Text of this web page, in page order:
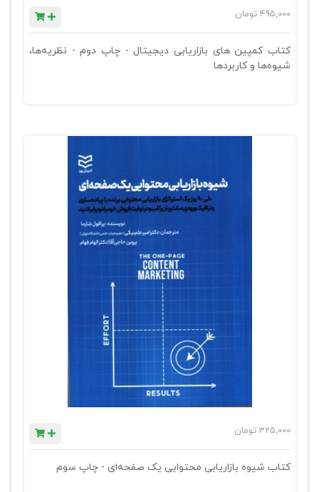
495,000 تومان
کتاب کمپین های بازاریابی دیجیتال - چاپ دوم - نظریه‌ها،
شیوه‌ها و کاربردها
325,000 تومان
کتاب شیوه بازاریابی محتوایی یک صفحه‌ای - چاپ سوم